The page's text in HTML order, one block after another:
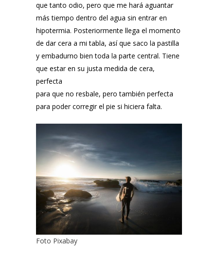
que tanto odio, pero que me hará aguantar
más tiempo dentro del agua sin entrar en
hipotermia. Posteriormente llega el momento
de dar cera a mi tabla, así que saco la pastilla
y embadurno bien toda la parte central. Tiene
que estar en su justa medida de cera,
perfecta
para que no resbale, pero también perfecta
para poder corregir el pie si hiciera falta.
Foto Pixabay